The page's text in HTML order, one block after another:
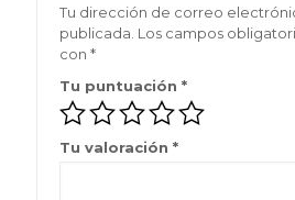
Tu dirección de correo
publicada. Los campos
con *
Tu puntuación *
Tu valoración *